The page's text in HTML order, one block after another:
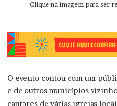
Clique na imagem para ser
O evento contou com um
e de outros municípios
cantores de várias igrejas